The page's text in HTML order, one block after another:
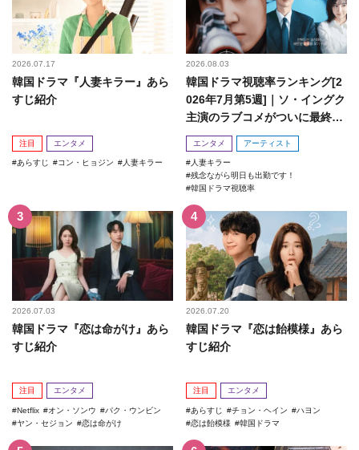
2026.07.17
韓国ドラマ『人妻キラー』あら
すじ紹介
注目 エンタメ
あらすじ コン・ヒョジン 人妻キラー
2026.08.03
韓国ドラマ視聴率ランキング[2
026年7月第5週]｜ソ・イングク
主演のラブコメがついに最終
回！
エンタメ アーティスト
人妻キラー
残念ながら明日も出勤です！
韓国ドラマ視聴率
2026.07.03
韓国ドラマ『恋は命がけ』あら
すじ紹介
注目 エンタメ
Netflix オン・ソンウ
パク・ウンビン
ヤン・セジョン
恋は命がけ
2026.07.20
韓国ドラマ『恋は飴模様』あら
すじ紹介
注目 エンタメ
あらすじ チョン・ヘイン
ハヨン
恋は飴模様
韓国ドラマ